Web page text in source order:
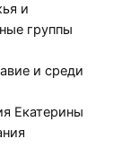
и
группы
и среди
Екатерины